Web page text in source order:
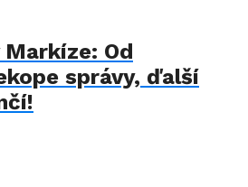
Od
správy, ďalší